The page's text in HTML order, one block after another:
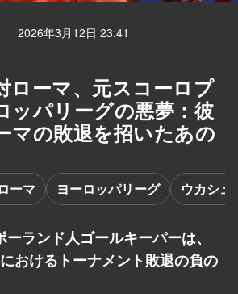
2026年3月12日 23:41
ローマ、元スコーロプ
ッパリーグの悪夢：彼
マの敗退を招いたあの
ーマ ヨーロッパリーグ ウカシュ
ランド人ゴールキーパーは、
おけるトーナメント敗退の負の